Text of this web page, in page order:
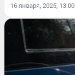
16 января, 2025, 13:00